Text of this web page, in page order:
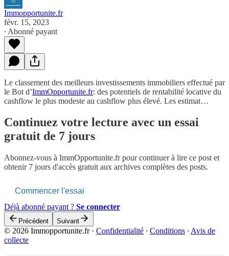
Immopportunite.fr
févr. 15, 2023
∙ Abonné payant
Le classement des meilleurs investissements immobiliers effectué par
le Bot d’ImmOpportunite.fr: des potentiels de rentabilité locative du
cashflow le plus modeste au cashflow plus élevé. Les estimat…
Continuez votre lecture avec un essai
gratuit de 7 jours
Abonnez-vous à ImmOpportunite.frpour continuer à lire ce post et
obtenir 7 jours d'accès gratuit aux archives complètes des posts.
Commencer l'essai
Déjà abonné payant ? Se connecter
Précédent Suivant
© 2026 Immopportunite.fr· Confidentialité ∙ Conditions ∙ Avis de
collecte